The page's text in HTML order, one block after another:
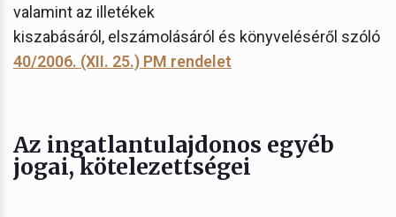
valamint az illetékek
kiszabásáról, elszámolásáról és könyveléséről szóló
40/2006. (XII. 25.) PM rendelet
Az ingatlantulajdonos egyéb
jogai, kötelezettségei